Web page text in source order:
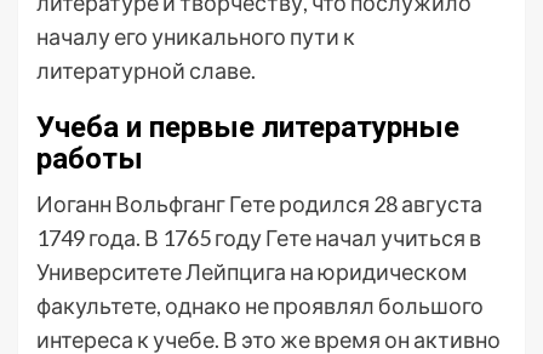
началу его уникального пути к
литературной славе.
Учеба и первые литературные
работы
Иоганн Вольфганг Гете родился 28 августа
1749 года. В 1765 году Гете начал учиться в
Университете Лейпцига на юридическом
факультете, однако не проявлял большого
интереса к учебе. В это же время он активно